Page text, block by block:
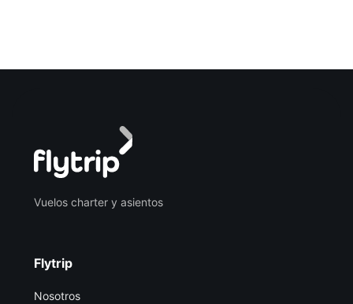
Vuelos charter y asientos
Flytrip
Nosotros